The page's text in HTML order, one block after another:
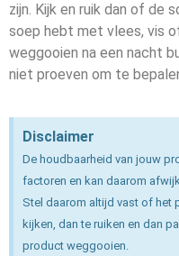
zijn. Kijk en ruik dan of de
soep hebt met vlees, vis
weggooien na een nacht
niet proeven om te
Disclaimer
De houdbaarheid van jouw
factoren en kan daarom
Stel daarom altijd vast of het
kijken, dan te ruiken en dan
product weggooien.